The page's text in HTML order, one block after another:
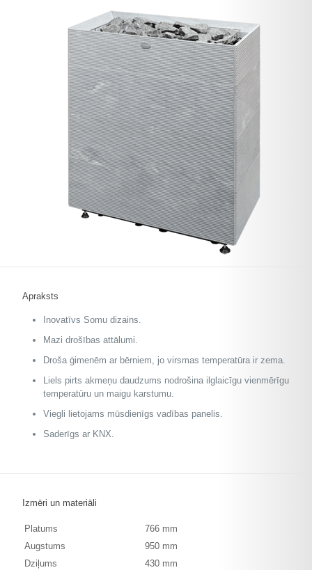
Apraksts
Inovatīvs Somu dizains.
Mazi drošības attālumi.
Droša ģimenēm ar bērniem, jo virsmas temperatūra ir zema.
Liels pirts akmeņu daudzums nodrošina ilglaicīgu vienmērīgu
temperatūru un maigu karstumu.
Viegli lietojams mūsdienīgs vadības panelis.
Saderīgs ar KNX.
Izmēri un materiāli
Platums
766 mm
Augstums
950 mm
Dziļums
430 mm